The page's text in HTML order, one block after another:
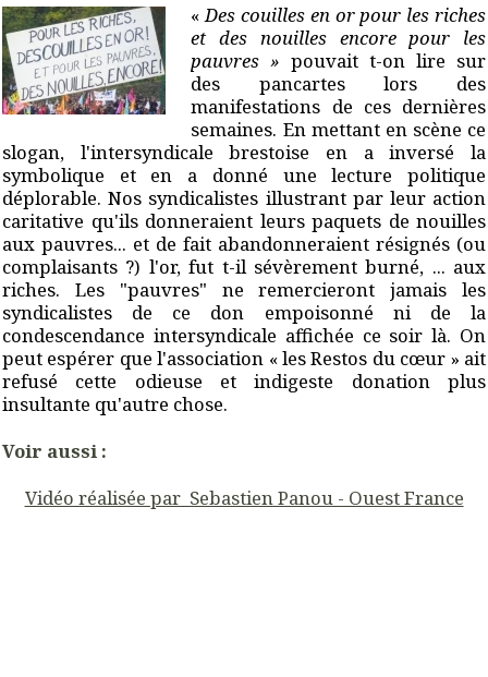
«Des couilles en or pour les riches
et des nouilles encore pour les
pauvres » pouvait t-on lire sur
des pancartes lors des
manifestations de ces dernières
semaines. En mettant en scène ce
slogan, l'intersyndicale brestoise en a inversé la
symbolique et en a donné une lecture politique
déplorable. Nos syndicalistes illustrant par leur action
caritative qu'ils donneraient leurs paquets de nouilles
aux pauvres... et de fait abandonneraient résignés (ou
complaisants ?) l'or, fut t-il sévèrement burné, ... aux
riches. Les "pauvres" ne remercieront jamais les
syndicalistes de ce don empoisonné ni de la
condescendance intersyndicale affichée ce soir là. On
peut espérer que l'association « les Restos du cœur » ait
refusé cette odieuse et indigeste donation plus
insultante qu'autre chose.
Voir aussi :
Vidéo réalisée par Sebastien Panou - Ouest France